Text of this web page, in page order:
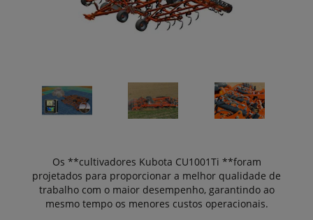
Os **cultivadores Kubota CU1001Ti **foram
projetados para proporcionar a melhor qualidade de
trabalho com o maior desempenho, garantindo ao
mesmo tempo os menores custos operacionais.